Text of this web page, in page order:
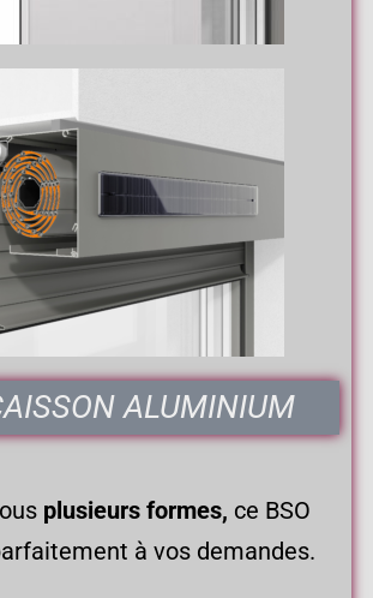
ALUMINIUM
plusieurs formes, ce BSO
à vos demandes.